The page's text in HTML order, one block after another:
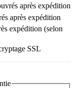
après expédition
après expédition
expédition (selon
SSL